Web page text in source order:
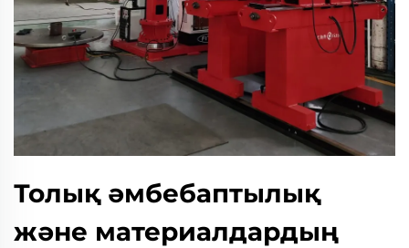
Толық әмбебаптылық
және материалдардың